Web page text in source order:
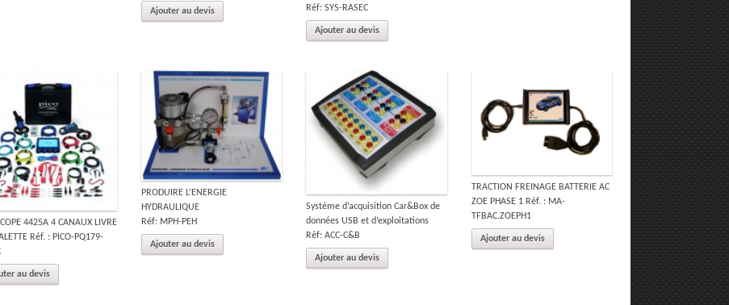
Ajouter au devis
Réf: SYS-RASEC
Ajouter au devis
4425A 4 CANAUX LIVRE
Réf. : PICO-PQ179-
au devis
PRODUIRE L’ENERGIE
HYDRAULIQUE
Réf: MPH-PEH
Ajouter au devis
Système d’acquisition Car&Box de
données USB et d’exploitations
Réf: ACC-C&B
Ajouter au devis
TRACTION FREINAGE BATTERIE AC
ZOE PHASE 1 Réf. : MA-
TFBAC.ZOEPH1
Ajouter au devis